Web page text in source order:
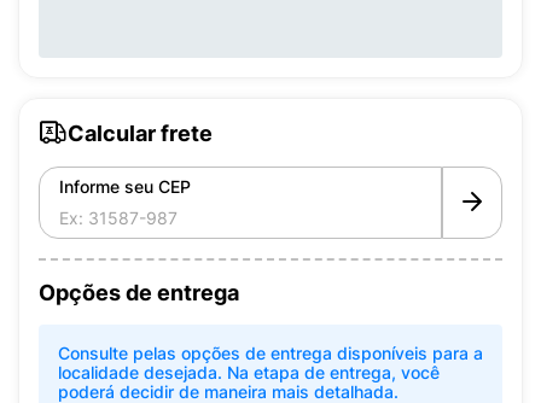
Calcular frete
Informe seu CEP
Opções de entrega
Consulte pelas opções de entrega disponíveis para a
localidade desejada. Na etapa de entrega, você
poderá decidir de maneira mais detalhada.